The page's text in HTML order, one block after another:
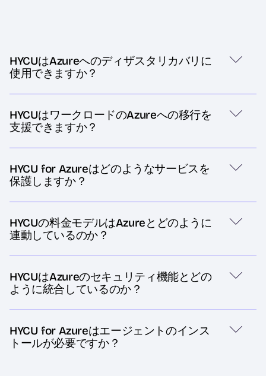
HYCUはAzureへのディザスタリカバリに
使用できますか？
HYCUはワークロードのAzureへの移行を
支援できますか？
HYCU for Azureはどのようなサービスを
保護しますか？
HYCUの料金モデルはAzureとどのように
連動しているのか？
HYCUはAzureのセキュリティ機能とどの
ように統合しているのか？
HYCU for Azureはエージェントのインス
トールが必要ですか？